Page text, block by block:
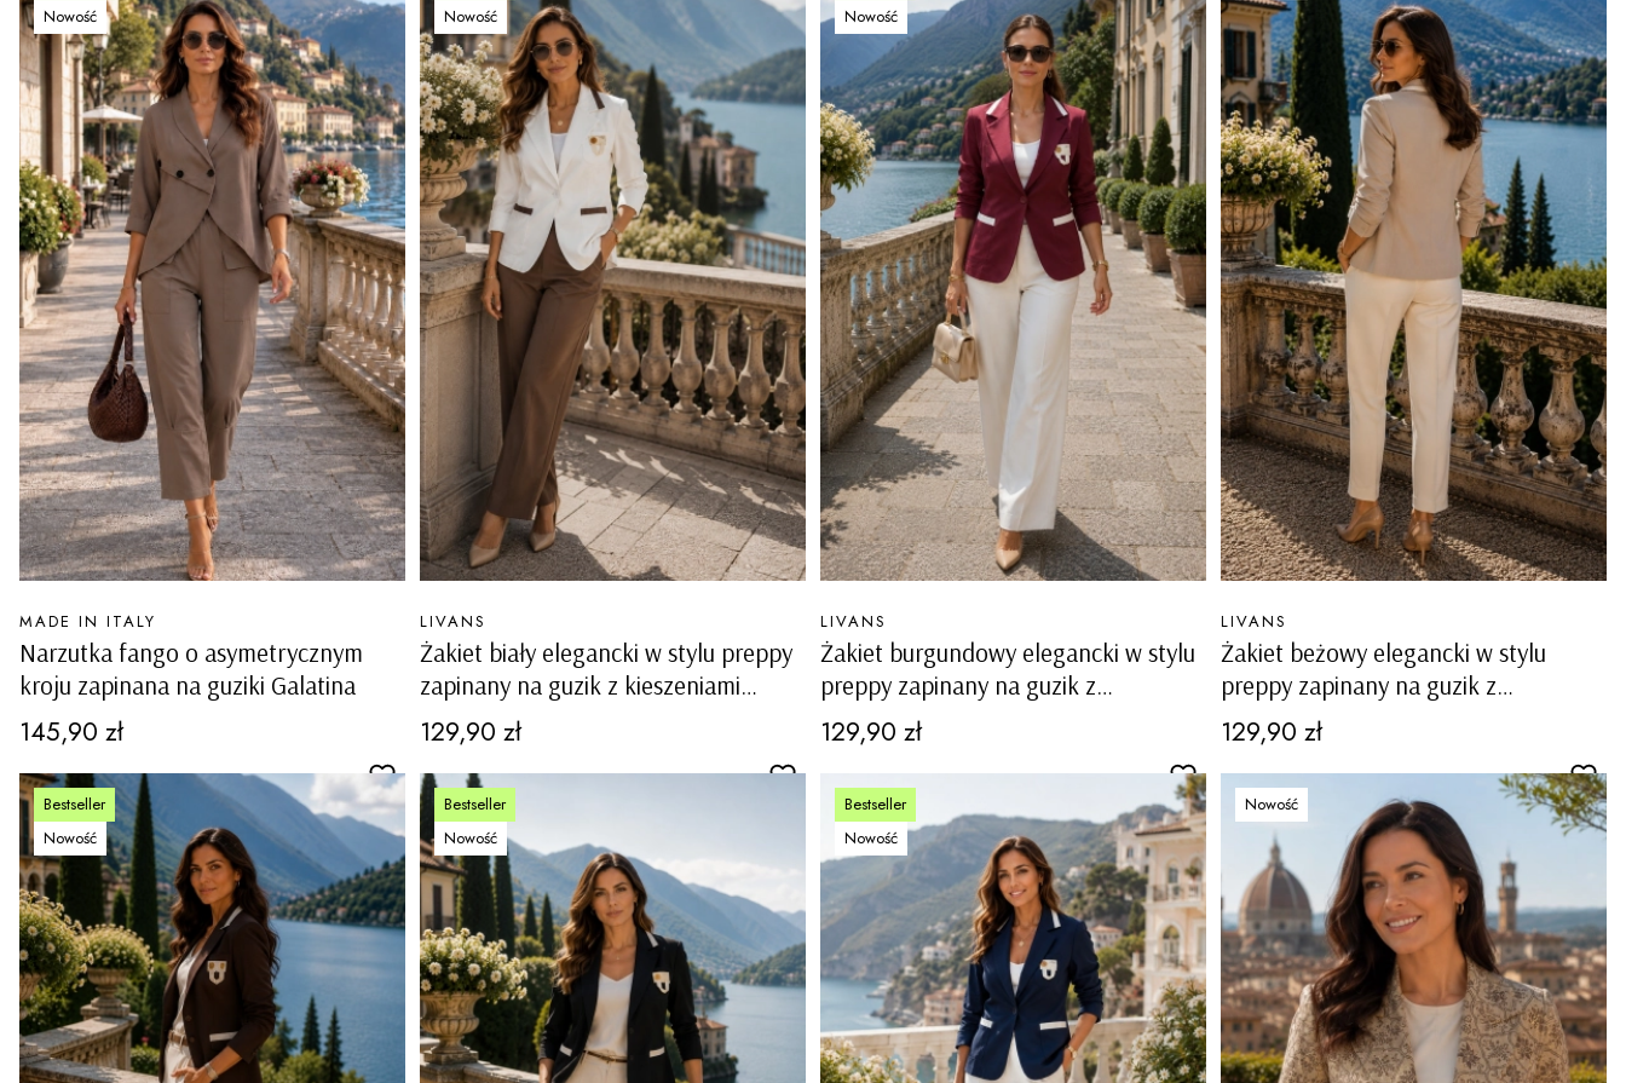
Nowość
Narzutka fango o asymetrycznym
kroju zapinana na guziki Galatina
PRODUCENT
MADE IN ITALY
Cena
145,90 zł
Nowość
Żakiet biały elegancki w stylu preppy
zapinany na guzik z kieszeniami
Lauco
PRODUCENT
LIVANS
Cena
129,90 zł
Nowość
Żakiet burgundowy elegancki w stylu
preppy zapinany na guzik z
kieszeniami Lauco
PRODUCENT
LIVANS
Cena
129,90 zł
Żakiet beżowy elegancki w stylu
preppy zapinany na guzik z
kieszeniami Lauco
PRODUCENT
LIVANS
Cena
129,90 zł
Bestseller
Nowość
Bestseller
Nowość
Bestseller
Nowość
Nowość